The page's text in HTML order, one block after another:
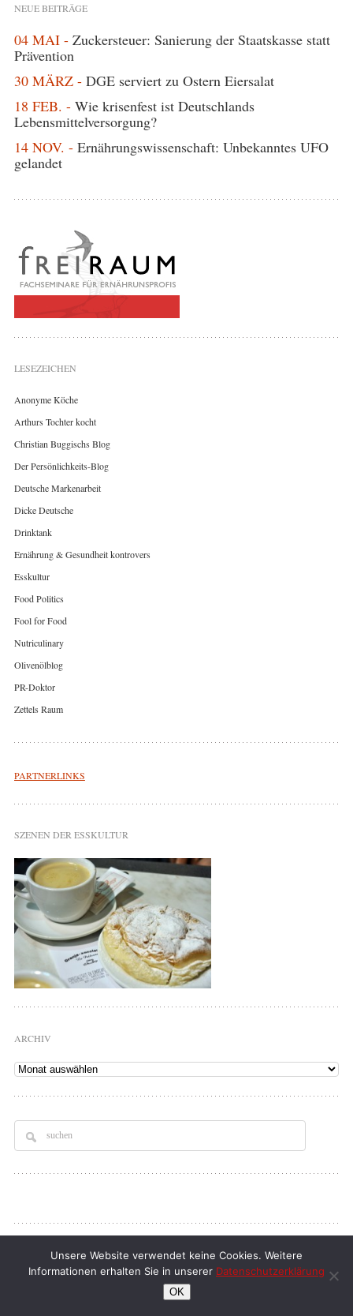
NEUE BEITRÄGE
04 MAI - Zuckersteuer: Sanierung der Staatskasse statt
Prävention
30 MÄRZ - DGE serviert zu Ostern Eiersalat
18 FEB. - Wie krisenfest ist Deutschlands
Lebensmittelversorgung?
14 NOV. - Ernährungswissenschaft: Unbekanntes UFO
gelandet
LESEZEICHEN
Anonyme Köche
Arthurs Tochter kocht
Christian Buggischs Blog
Der Persönlichkeits-Blog
Deutsche Markenarbeit
Dicke Deutsche
Drinktank
Ernährung & Gesundheit kontrovers
Esskultur
Food Politics
Fool for Food
Nutriculinary
Olivenölblog
PR-Doktor
Zettels Raum
PARTNERLINKS
SZENEN DER ESSKULTUR
ARCHIV
Archiv
Copyright © 2026Tellerrand. All rights Reserved.
klaus d. doll| full service webdesign
Unsere Website verwendet keine Cookies. Weitere
Informationen erhalten Sie in unserer Datenschutzerklärung
OK